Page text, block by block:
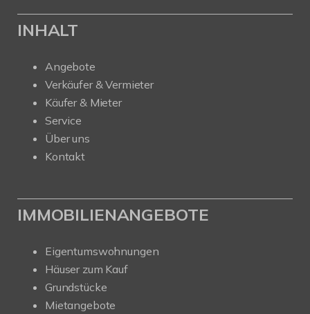
INHALT
Angebote
Verkäufer & Vermieter
Käufer & Mieter
Service
Über uns
Kontakt
IMMOBILIENANGEBOTE
Eigentumswohnungen
Häuser zum Kauf
Grundstücke
Mietangebote